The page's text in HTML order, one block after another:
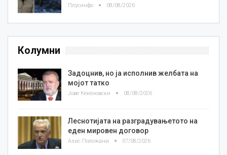
Плусинфо 08/08/2026
Колумни
Задоцнив, но ја исполнив желбата на
мојот татко
Јове Кекеновски 08/08/2026
Леснотијата на разградувањетото на
еден мировен договор
Азис Положани 07/08/2026